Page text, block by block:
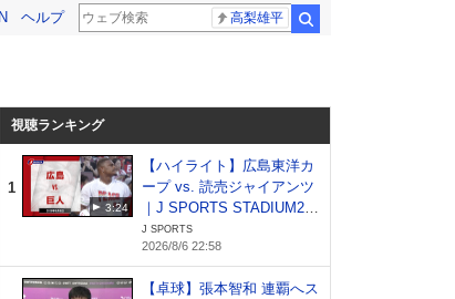
ヘルプ 高梨雄平
視聴ランキング
1
3:24
【ハイライト】広島東洋カ
ープ vs. 読売ジャイアンツ
｜J SPORTS STADIUM20
26（8月6日）
J SPORTS
2026/8/6 22:58
【卓球】張本智和 連覇へス